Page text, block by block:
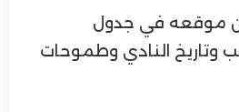
موقعه في جدول
وتاريخ النادي وطموحات